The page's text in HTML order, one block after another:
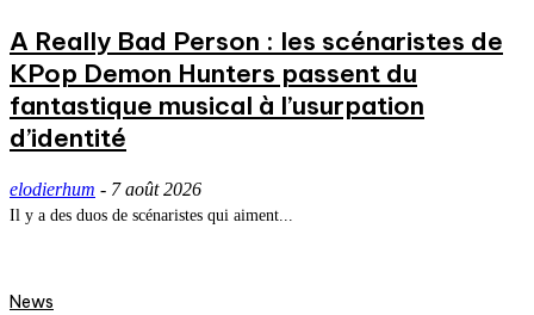
A Really Bad Person : les scénaristes de
KPop Demon Hunters passent du
fantastique musical à l’usurpation
d’identité
elodierhum - 7 août 2026
Il y a des duos de scénaristes qui aiment...
News